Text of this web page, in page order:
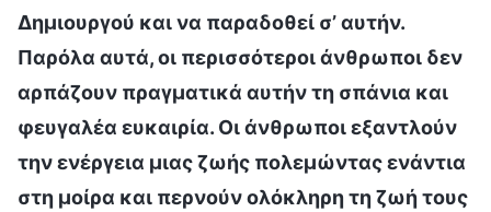
Δημιουργού και να παραδοθεί σ’ αυτήν.
Παρόλα αυτά, οι περισσότεροι άνθρωποι δεν
αρπάζουν πραγματικά αυτήν τη σπάνια και
φευγαλέα ευκαιρία. Οι άνθρωποι εξαντλούν
την ενέργεια μιας ζωής πολεμώντας ενάντια
στη μοίρα και περνούν ολόκληρη τη ζωή τους